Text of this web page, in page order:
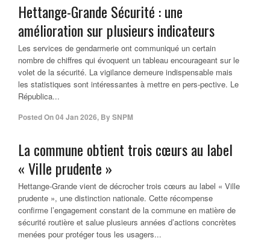
Hettange-Grande Sécurité : une
amélioration sur plusieurs indicateurs
Les services de gendarmerie ont communiqué un certain
nombre de chiffres qui évoquent un tableau encourageant sur le
volet de la sécurité. La vigilance demeure indispensable mais
les statistiques sont intéressantes à mettre en pers-pective. Le
Républica...
Posted On04 Jan 2026, BySNPM
La commune obtient trois cœurs au label
« Ville prudente »
Hettange-Grande vient de décrocher trois cœurs au label « Ville
prudente », une distinction nationale. Cette récompense
confirme l’engagement constant de la commune en matière de
sécurité routière et salue plusieurs années d’actions concrètes
menées pour protéger tous les usagers...